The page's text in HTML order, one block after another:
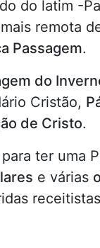
do latim -
remota
Passagem.
do
Cristão,
de Cristo.
ter uma
e várias
receitistas